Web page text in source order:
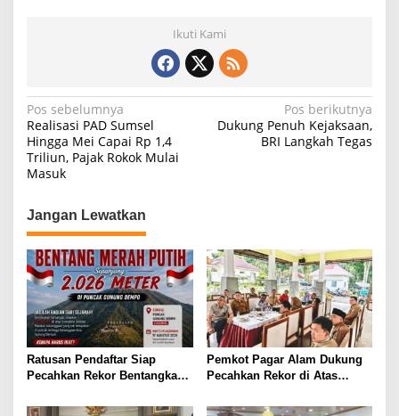
Ikuti Kami
N
a
v
g
a
s
i
p
o
s
Pos sebelumnya
Realisasi PAD Sumsel
Hingga Mei Capai Rp 1,4
Triliun, Pajak Rokok Mulai
Masuk
Pos berikutnya
Dukung Penuh Kejaksaan,
BRI Langkah Tegas
Jangan Lewatkan
Ratusan Pendaftar Siap
Pecahkan Rekor Bentangkan
Dempo
Pemkot Pagar Alam Dukung
Pecahkan Rekor di Atas
Meter di Puncak Dempo